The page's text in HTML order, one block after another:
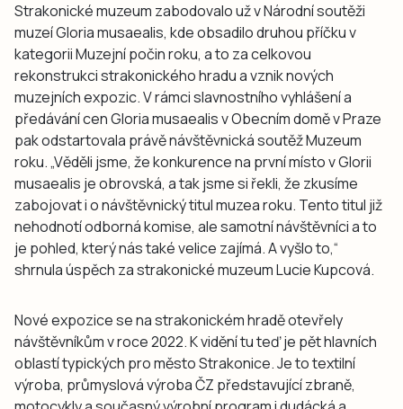
Strakonické muzeum zabodovalo už v Národní soutěži
muzeí Gloria musaealis, kde obsadilo druhou příčku v
kategorii Muzejní počin roku, a to za celkovou
rekonstrukci strakonického hradu a vznik nových
muzejních expozic. V rámci slavnostního vyhlášení a
předávání cen Gloria musaealis v Obecním domě v Praze
pak odstartovala právě návštěvnická soutěž Muzeum
roku. „Věděli jsme, že konkurence na první místo v Glorii
musaealis je obrovská, a tak jsme si řekli, že zkusíme
zabojovat i o návštěvnický titul muzea roku. Tento titul již
nehodnotí odborná komise, ale samotní návštěvníci a to
je pohled, který nás také velice zajímá. A vyšlo to,“
shrnula úspěch za strakonické muzeum Lucie Kupcová.
Nové expozice se na strakonickém hradě otevřely
návštěvníkům v roce 2022. K vidění tu teď je pět hlavních
oblastí typických pro město Strakonice. Je to textilní
výroba, průmyslová výroba ČZ představující zbraně,